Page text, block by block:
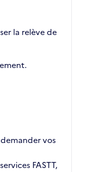
la relève de
vos
FASTT,